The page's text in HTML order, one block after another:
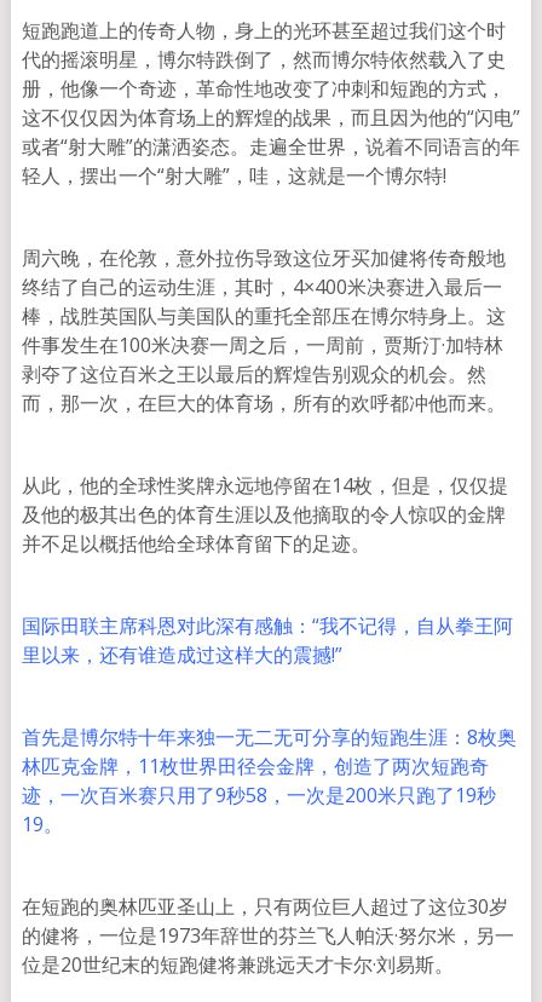
短跑跑道上的传奇人物，身上的光环甚至超过我们这个时
代的摇滚明星，博尔特跌倒了，然而博尔特依然载入了史
册，他像一个奇迹，革命性地改变了冲刺和短跑的方式，
这不仅仅因为体育场上的辉煌的战果，而且因为他的“闪电”
或者“射大雕”的潇洒姿态。走遍全世界，说着不同语言的年
轻人，摆出一个“射大雕”，哇，这就是一个博尔特!
周六晚，在伦敦，意外拉伤导致这位牙买加健将传奇般地
终结了自己的运动生涯，其时，4×400米决赛进入最后一
棒，战胜英国队与美国队的重托全部压在博尔特身上。这
件事发生在100米决赛一周之后，一周前，贾斯汀·加特林
剥夺了这位百米之王以最后的辉煌告别观众的机会。然
而，那一次，在巨大的体育场，所有的欢呼都冲他而来。
从此，他的全球性奖牌永远地停留在14枚，但是，仅仅提
及他的极其出色的体育生涯以及他摘取的令人惊叹的金牌
并不足以概括他给全球体育留下的足迹。
国际田联主席科恩对此深有感触：“我不记得，自从拳王阿
里以来，还有谁造成过这样大的震撼!”
首先是博尔特十年来独一无二无可分享的短跑生涯：8枚奥
林匹克金牌，11枚世界田径会金牌，创造了两次短跑奇
迹，一次百米赛只用了9秒58，一次是200米只跑了19秒
19。
在短跑的奥林匹亚圣山上，只有两位巨人超过了这位30岁
的健将，一位是1973年辞世的芬兰飞人帕沃·努尔米，另一
位是20世纪末的短跑健将兼跳远天才卡尔·刘易斯。